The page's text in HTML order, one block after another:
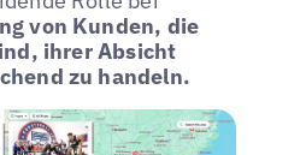
von Kunden, die
ihrer Absicht
zu handeln.